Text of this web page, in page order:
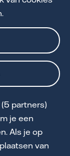
partners)
je een
Als je op
van